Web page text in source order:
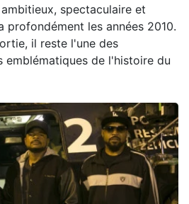
spectaculaire et
profondément les années 2010.
il reste l'une des
emblématiques de l'histoire du